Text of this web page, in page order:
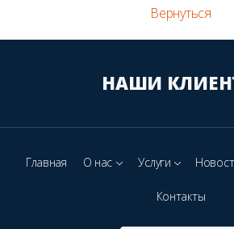
Вернуться
НАШИ
Главная О нас Услуги
Контакты